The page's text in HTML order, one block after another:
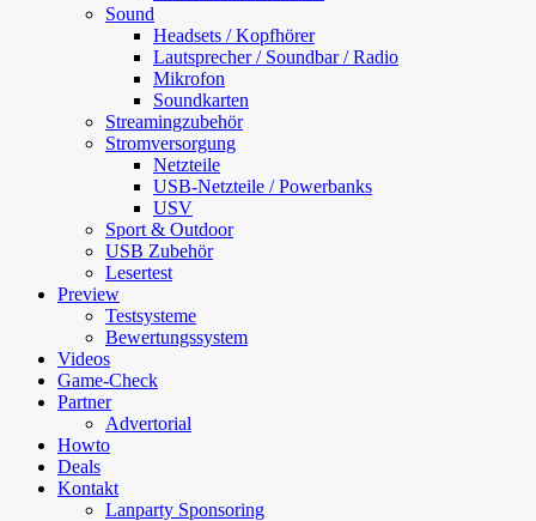
Sound
Headsets / Kopfhörer
Lautsprecher / Soundbar / Radio
Mikrofon
Soundkarten
Streamingzubehör
Stromversorgung
Netzteile
USB-Netzteile / Powerbanks
USV
Sport & Outdoor
USB Zubehör
Lesertest
Preview
Testsysteme
Bewertungssystem
Videos
Game-Check
Partner
Advertorial
Howto
Deals
Kontakt
Lanparty Sponsoring